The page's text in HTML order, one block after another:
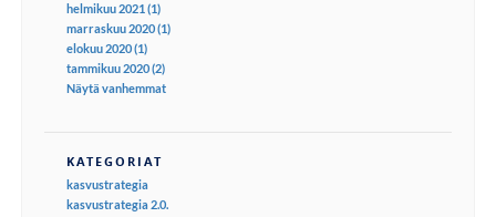
helmikuu 2021 (1)
marraskuu 2020 (1)
elokuu 2020 (1)
tammikuu 2020 (2)
Näytä vanhemmat
KATEGORIAT
kasvustrategia
kasvustrategia 2.0.